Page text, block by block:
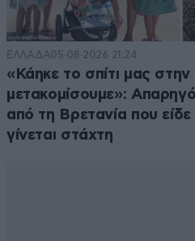
ΕΛΛΑΔΑ05·08·2026 21:24
«Κάηκε το σπίτι μας
μετακομίσουμε»:
από τη Βρετανία που
γίνεται στάχτη